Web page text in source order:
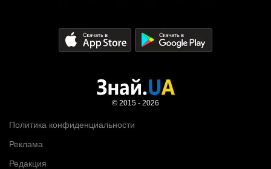
Политика конфиденциальности
Реклама
Редакция
© 2015 - 2026